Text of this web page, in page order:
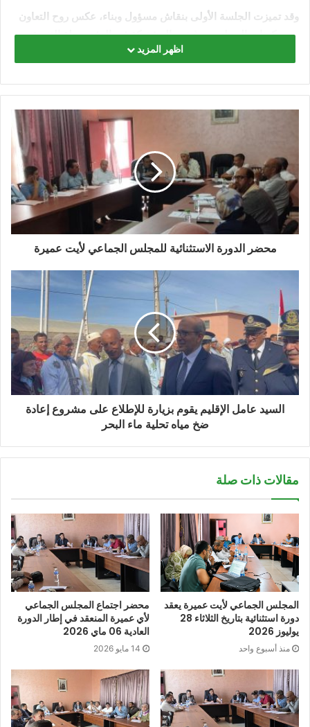
وقد تميزت الجلسة الأولى بنقاش مسؤول وبناء، عكس روح التعاون
بين مكونات المجلس ورغبتهم المشتركة في الدفع بعجلة التنمية
المحلية. وأسفرت المداولات عن المصادقة على النقط المدرجة، مما
ذات الأولوية.
الجلــسة الثانية – 21 أكتوبر 2025
تواصلت أشغال الدورة في جلستها الثانية بنفس الروح الإيجابية،
حيث تمت مناقشة ما تبقى من النقط المبرمجة في جدول الأعمال.
وقد جرى التداول في أجواء من المسؤولية والاحترام المتبادل، مع
تسجيل امتناع عضو واحد عن التصويت في إحدى النقاط، في حين تم
التصويت بالإجماع على باقي النقط
المبذولة من طرف أعضاء المجلس وأطر الجماعة، مشيداً بأجواء
الحوار الجاد والمسؤول التي طبعت أشغال الدورة، ومؤكداً على
أهمية التعاون المتواصل لتنزيل المشاريع المبرمجة على أرض الواقع
بما يخدم مصلحة الساكنة المحلية.
بهذا يكون المجلس الجماعي لأيت عميرة قد أنهى أشغال دورته
العادية لشهر أكتوبر 2025 في ظروف تنظيمية جيدة، طبعتها روح
المسؤولية والانفتاح، مما يعكس نضج التجربة التدبيرية وسعي
المجلس إلى تحقيق تنمية مندمجة ومستدامة.
اظهر المزيد
محضر الدورة الاستثنائية للمجلس الجماعي لأيت عميرة
السيد عامل الإقليم يقوم بزيارة للإطلاع على مشروع إعادة
ضخ مياه تحلية ماء البحر
مقالات ذات صلة
المجلس الجماعي لأيت عميرة يعقد
دورة استثنائية بتاريخ الثلاثاء 28
يوليوز 2026
منذ أسبوع واحد
محضر اجتماع المجلس الجماعي
لأي عميرة المنعقد في إطار الدورة
العادية 06 ماي 2026
14 مايو 2026